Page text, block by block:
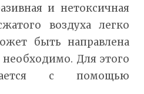
и нетоксичная
воздуха легко
быть направлена
необходимо. Для этого
с помощью